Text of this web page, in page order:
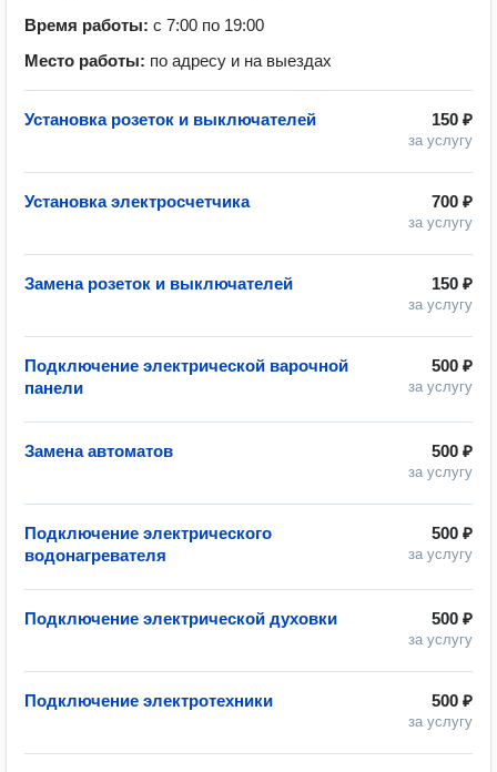
Время работы: с 7:00 по 19:00
Место работы: по адресу и на выездах
150 ₽
за услугу
Установка розеток и выключателей
700 ₽
за услугу
Установка электросчетчика
150 ₽
за услугу
Замена розеток и выключателей
500 ₽
за услугу
Подключение электрической варочной
панели
500 ₽
за услугу
Замена автоматов
500 ₽
за услугу
Подключение электрического
водонагревателя
500 ₽
за услугу
Подключение электрической духовки
500 ₽
за услугу
Подключение электротехники